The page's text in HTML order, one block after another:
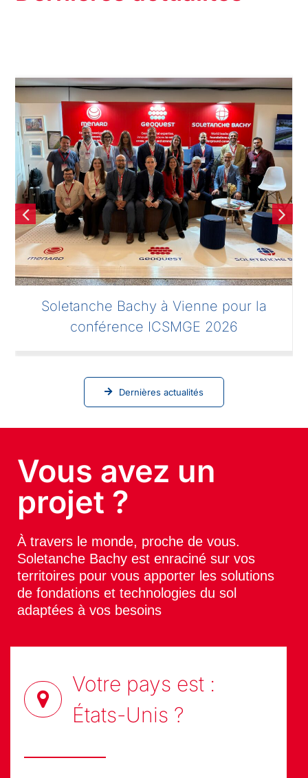
Soletanche Bachy à Vienne pour la
conférence ICSMGE 2026
Dernières actualités
Vous avez un
projet ?
À travers le monde, proche de vous.
Soletanche Bachy est enraciné sur vos
territoires pour vous apporter les solutions
de fondations et technologies du sol
adaptées à vos besoins
Votre pays est :
États-Unis ?